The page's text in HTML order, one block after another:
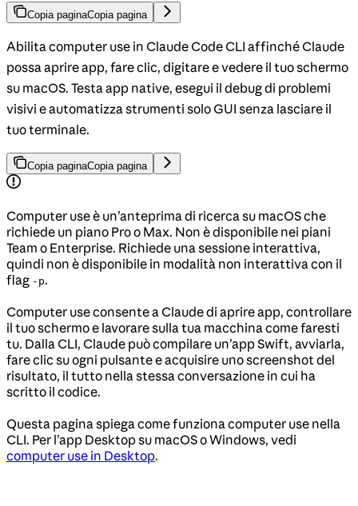
Copia paginaCopia pagina
Abilita computer use in Claude Code CLI affinché Claude
possa aprire app, fare clic, digitare e vedere il tuo schermo
su macOS. Testa app native, esegui il debug di problemi
visivi e automatizza strumenti solo GUI senza lasciare il
tuo terminale.
Copia paginaCopia pagina
Computer use è un’anteprima di ricerca su macOS che
richiede un piano Pro o Max. Non è disponibile nei piani
Team o Enterprise. Richiede una sessione interattiva,
quindi non è disponibile in modalità non interattiva con il
flag -p.
Computer use consente a Claude di aprire app, controllare
il tuo schermo e lavorare sulla tua macchina come faresti
tu. Dalla CLI, Claude può compilare un’app Swift, avviarla,
fare clic su ogni pulsante e acquisire uno screenshot del
risultato, il tutto nella stessa conversazione in cui ha
scritto il codice.
Questa pagina spiega come funziona computer use nella
CLI. Per l’app Desktop su macOS o Windows, vedi
computer use in Desktop.